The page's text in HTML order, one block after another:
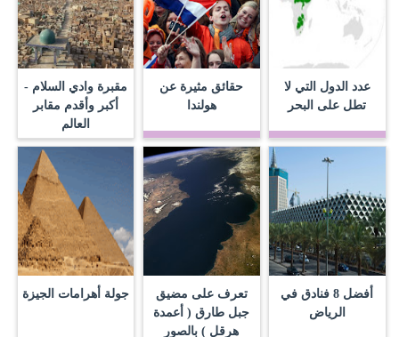
عدد الدول التي لا
تطل على البحر
حقائق مثيرة عن
هولندا
مقبرة وادي السلام -
أكبر وأقدم مقابر
العالم
أفضل 8 فنادق في
الرياض
تعرف على مضيق
جبل طارق ( أعمدة
هرقل ) بالصور
جولة أهرامات الجيزة